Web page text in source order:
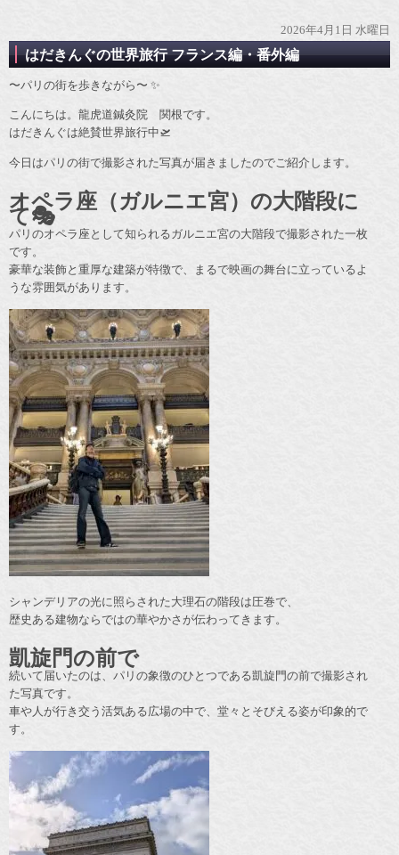
2026年4月1日 水曜日
はだきんぐの世界旅行 フランス編・番外編
〜パリの街を歩きながら〜 ✨
こんにちは。龍虎道鍼灸院 関根です。
はだきんぐは絶賛世界旅行中🛫
今日はパリの街で撮影された写真が届きましたのでご紹介します。
オペラ座（ガルニエ宮）の大階段に
て🎭
パリのオペラ座として知られるガルニエ宮の大階段で撮影された一枚
です。
豪華な装飾と重厚な建築が特徴で、まるで映画の舞台に立っているよ
うな雰囲気があります。
シャンデリアの光に照らされた大理石の階段は圧巻で、
歴史ある建物ならではの華やかさが伝わってきます。
凱旋門の前で
続いて届いたのは、パリの象徴のひとつである凱旋門の前で撮影され
た写真です。
車や人が行き交う活気ある広場の中で、堂々とそびえる姿が印象的で
す。